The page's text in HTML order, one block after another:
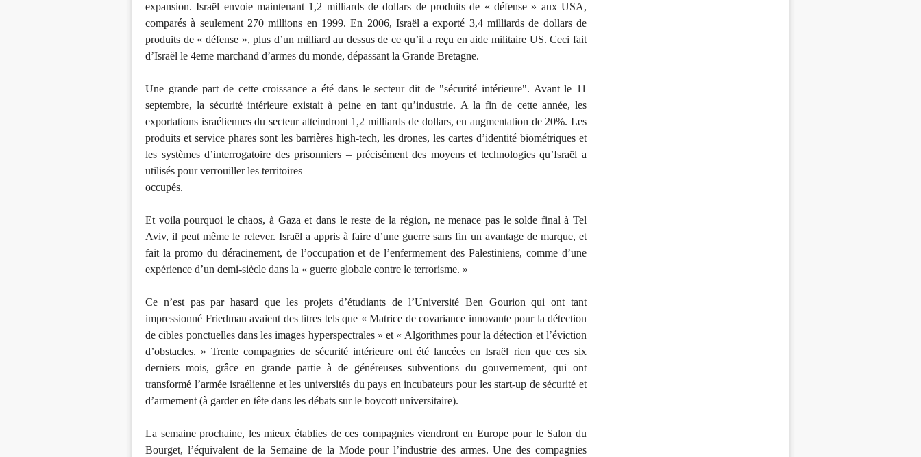
expansion. Israël envoie maintenant 1,2 milliards de dollars de produits de « défense » aux USA,
comparés à seulement 270 millions en 1999. En 2006, Israël a exporté 3,4 milliards de dollars de
produits de « défense », plus d’un milliard au dessus de ce qu’il a reçu en aide militaire US. Ceci fait
d’Israël le 4eme marchand d’armes du monde, dépassant la Grande Bretagne.
Une grande part de cette croissance a été dans le secteur dit de "sécurité intérieure". Avant le 11
septembre, la sécurité intérieure existait à peine en tant qu’industrie. A la fin de cette année, les
exportations israéliennes du secteur atteindront 1,2 milliards de dollars, en augmentation de 20%. Les
produits et service phares sont les barrières high-tech, les drones, les cartes d’identité biométriques et
les systèmes d’interrogatoire des prisonniers – précisément des moyens et technologies qu’Israël a
utilisés pour verrouiller les territoires
occupés.
Et voila pourquoi le chaos, à Gaza et dans le reste de la région, ne menace pas le solde final à Tel
Aviv, il peut même le relever. Israël a appris à faire d’une guerre sans fin un avantage de marque, et
fait la promo du déracinement, de l’occupation et de l’enfermement des Palestiniens, comme d’une
expérience d’un demi-siècle dans la « guerre globale contre le terrorisme. »
Ce n’est pas par hasard que les projets d’étudiants de l’Université Ben Gourion qui ont tant
impressionné Friedman avaient des titres tels que « Matrice de covariance innovante pour la détection
de cibles ponctuelles dans les images hyperspectrales » et « Algorithmes pour la détection et l’éviction
d’obstacles. » Trente compagnies de sécurité intérieure ont été lancées en Israël rien que ces six
derniers mois, grâce en grande partie à de généreuses subventions du gouvernement, qui ont
transformé l’armée israélienne et les universités du pays en incubateurs pour les start-up de sécurité et
d’armement (à garder en tête dans les débats sur le boycott universitaire).
La semaine prochaine, les mieux établies de ces compagnies viendront en Europe pour le Salon du
Bourget, l’équivalent de la Semaine de la Mode pour l’industrie des armes. Une des compagnies